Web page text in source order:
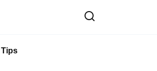
Tips